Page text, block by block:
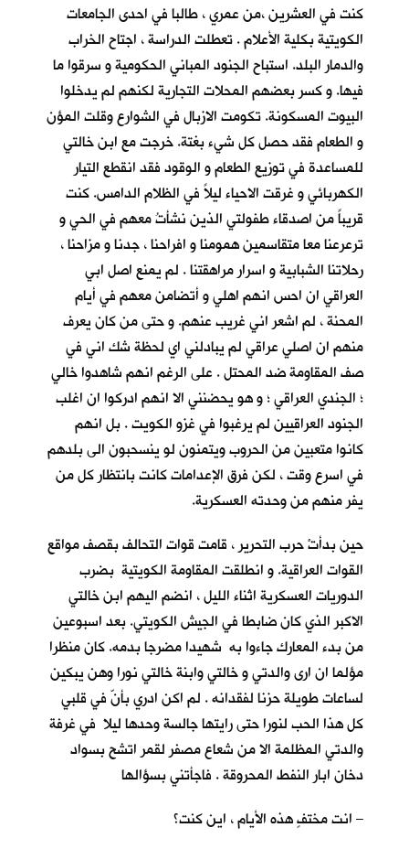
كنت في العشرين ،من عمري ، طالبا في احدى الجامعات
الكويتية بكلية الأعلام . تعطلت الدراسة ، اجتاح الخراب
والدمار البلد. استباح الجنود المباني الحكومية و سرقوا ما
فيها. و كسر بعضهم المحلات التجارية لكنهم لم يدخلوا
البيوت المسكونة. تكومت الازبال في الشوارع وقلت المؤن
و الطعام فقد حصل كل شيء بغتة. خرجت مع ابن خالتي
للمساعدة في توزيع الطعام و الوقود فقد انقطع التيار
الكهربائي و غرقت الاحياء ليلاً في الظلام الدامس. كنت
قريباً من اصدقاء طفولتي الذين نشأتُ معهم في الحي و
ترعرعنا معا متقاسمين همومنا و افراحنا ، جدنا و مزاحنا ،
رحلاتنا الشبابية و اسرار مراهقتنا . لم يمنع اصل ابي
العراقي ان احس انهم اهلي و أتضامن معهم في أيام
المحنة ، لم اشعر اني غريب عنهم. و حتى من كان يعرف
منهم ان اصلي عراقي لم يبادلني اي لحظة شك اني في
صف المقاومة ضد المحتل . على الرغم انهم شاهدوا خالي
؛ الجندي العراقي ؛ و هو يحضنني الا انهم ادركوا ان اغلب
الجنود العراقيين لم يرغبوا في غزو الكويت . بل انهم
كانوا متعبين من الحروب ويتمنون لو ينسحبون الى بلدهم
في اسرع وقت ، لكن فرق الإعدامات كانت بانتظار كل من
يفر منهم من وحدته العسكرية.
حين بدأتْ حرب التحرير ، قامت قوات التحالف بقصف مواقع
القوات العراقية. و انطلقت المقاومة الكويتية بضرب
الدوريات العسكرية اثناء الليل ، انضم اليهم ابن خالتي
الاكبر الذي كان ضابطا في الجيش الكويتي. بعد اسبوعين
من بدء المعارك جاءوا به شهيدا مضرجا بدمه. كان منظرا
مؤلما ان ارى والدتي و خالتي وابنة خالتي نورا وهن يبكين
لساعات طويلة حزنا لفقدانه . لم اكن ادري بأنّ في قلبي
كل هذا الحب لنورا حتى رايتها جالسة وحدها ليلا في غرفة
والدتي المظلمة الا من شعاع مصفر لقمر اتشح بسواد
دخان ابار النفط المحروقة . فاجأتني بسؤالها
– انت مختفٍ هذه الأيام ، اين كنت؟